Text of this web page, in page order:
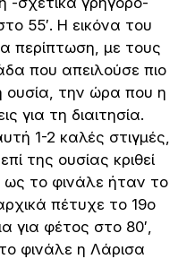
55′. Η εικόνα του
περίπτωση, με τους
που απειλούσε πιο
ουσία, την ώρα που η
για τη διαιτησία.
1-2 καλές στιγμές,
της ουσίας κριθεί
το φινάλε ήταν το
πέτυχε το 19ο
φέτος στο 80′,
φινάλε η Λάρισα